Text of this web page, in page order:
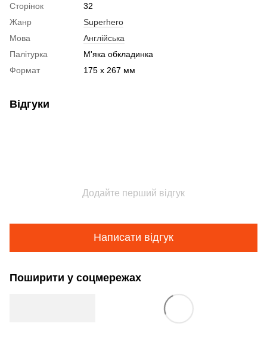
Сторінок
32
Жанр
Superhero
Мова
Англійська
Палітурка
М'яка обкладинка
Формат
175 x 267 мм
Відгуки
Додайте перший відгук
Написати відгук
Поширити у соцмережах